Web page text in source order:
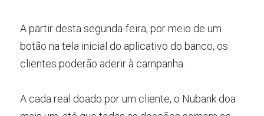
A partir desta segunda-feira, por meio de um
botão na tela inicial do aplicativo do banco, os
clientes poderão aderir à campanha.
A cada real doado por um cliente, o Nubank doa